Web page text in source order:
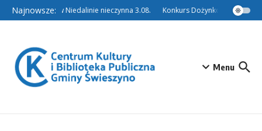
Przejdź do treści
Najnowsze:Filia w Niedalinie nieczynna 3.08. Konkurs Dożynkowy –
Menu